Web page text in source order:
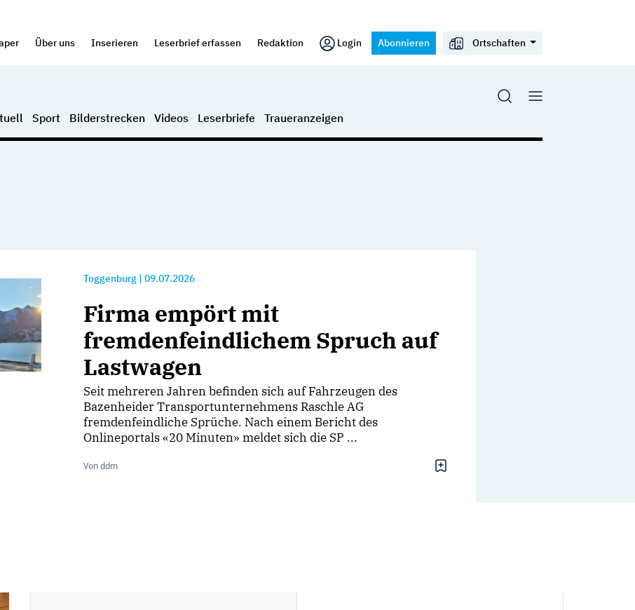
Über uns Inserieren Leserbrief erfassen Redaktion Login Abonnieren Ortschaften
Sport Bilderstrecken Videos Leserbriefe Traueranzeigen
Toggenburg 09.07.2026
Firma empört mit
fremdenfeindlichem Spruch auf
Lastwagen
Seit mehreren Jahren befinden sich auf Fahrzeugen des
Bazenheider Transportunternehmens Raschle AG
fremdenfeindliche Sprüche. Nach einem Bericht des
Onlineportals «20 Minuten» meldet sich die SP ...
Von ddm